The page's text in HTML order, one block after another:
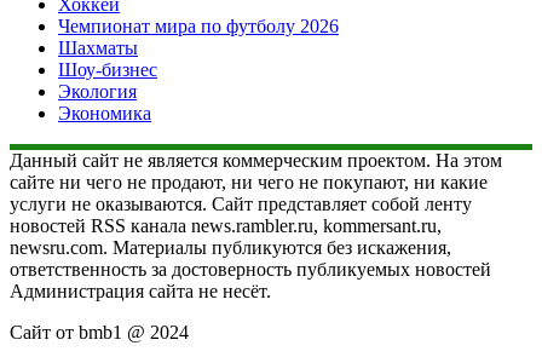
Чемпионат мира по футболу 2026
Шахматы
Шоу-бизнес
Экология
Экономика
Данный сайт не является коммерческим проектом. На этом
сайте ни чего не продают, ни чего не покупают, ни какие
услуги не оказываются. Сайт представляет собой ленту
новостей RSS канала news.rambler.ru, kommersant.ru,
newsru.com. Материалы публикуются без искажения,
ответственность за достоверность публикуемых новостей
Администрация сайта не несёт.
Сайт от bmb1 @ 2024